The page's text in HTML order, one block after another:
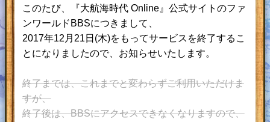
このたび、『大航海時代 Online』公式サイトのファ
ンワールドBBSにつきまして、
2017年12月21日(木)をもってサービスを終了するこ
とになりましたので、お知らせいたします。
終了までは、これまでと変わらずご利用いただけま
すが、
終了後は、BBSにアクセスできなくなりますので、